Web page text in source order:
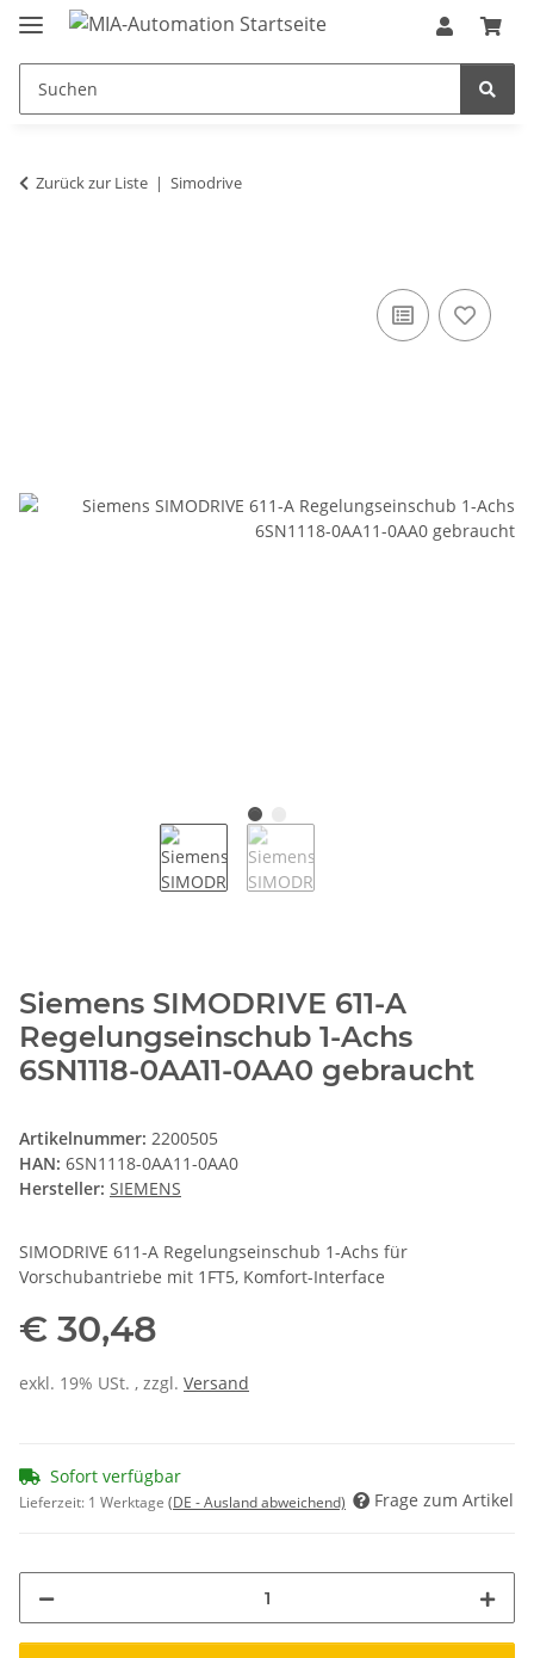
Zurück zur Liste Simodrive
Siemens SIMODRIVE 611-A
Regelungseinschub 1-Achs
6SN1118-0AA11-0AA0 gebraucht
Artikelnummer: 2200505
HAN: 6SN1118-0AA11-0AA0
Hersteller: SIEMENS
SIMODRIVE 611-A Regelungseinschub 1-Achs für
Vorschubantriebe mit 1FT5, Komfort-Interface
€ 30,48
exkl. 19% USt. , zzgl. Versand
Sofort verfügbar
Lieferzeit: 1 Werktage (DE - Ausland abweichend) Frage zum Artikel